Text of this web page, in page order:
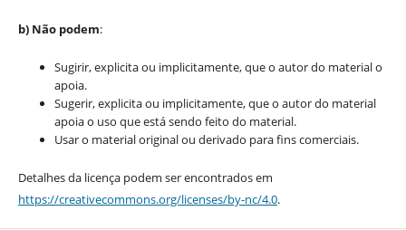
b) Não podem:
Sugirir, explicita ou implicitamente, que o autor do material o
apoia.
Sugerir, explicita ou implicitamente, que o autor do material
apoia o uso que está sendo feito do material.
Usar o material original ou derivado para fins comerciais.
Detalhes da licença podem ser encontrados em
https://creativecommons.org/licenses/by-nc/4.0.